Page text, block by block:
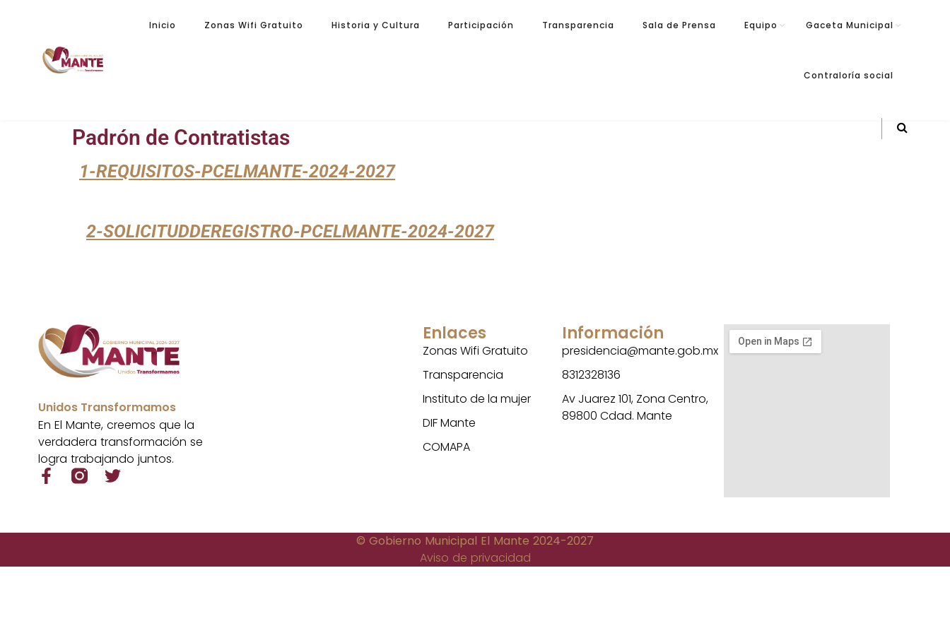
Inicio Zonas Wifi Gratuito Historia y Cultura Participación Transparencia Sala de Prensa Equipo Gaceta Municipal
Contraloría social
Padrón de Contratistas
1-REQUISITOS-PCELMANTE-2024-2027
2-SOLICITUDDEREGISTRO-PCELMANTE-2024-2027
Unidos Transformamos
En El Mante, creemos que la
verdadera transformación se
logra trabajando juntos.
Enlaces
Zonas Wifi Gratuito
Transparencia
Instituto de la mujer
DIF Mante
COMAPA
Información
presidencia@mante.gob.mx
8312328136
Av Juarez 101, Zona Centro,
89800 Cdad. Mante
© Gobierno Municipal El Mante 2024-2027
Aviso de privacidad